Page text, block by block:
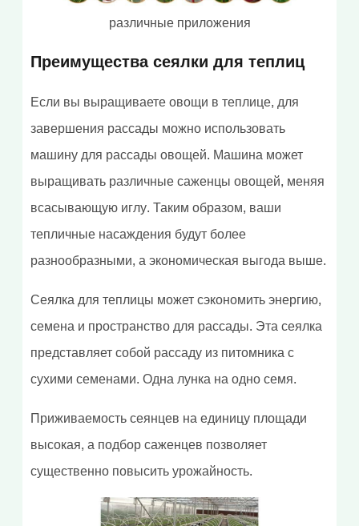
различные приложения
Преимущества сеялки для теплиц
Если вы выращиваете овощи в теплице, для
завершения рассады можно использовать
машину для рассады овощей. Машина может
выращивать различные саженцы овощей, меняя
всасывающую иглу. Таким образом, ваши
тепличные насаждения будут более
разнообразными, а экономическая выгода выше.
Сеялка для теплицы может сэкономить энергию,
семена и пространство для рассады. Эта сеялка
представляет собой рассаду из питомника с
сухими семенами. Одна лунка на одно семя.
Приживаемость сеянцев на единицу площади
высокая, а подбор саженцев позволяет
существенно повысить урожайность.